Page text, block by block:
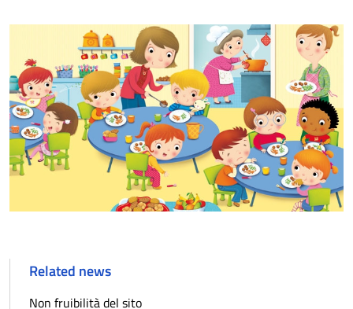
Related news
Non fruibilità del sito